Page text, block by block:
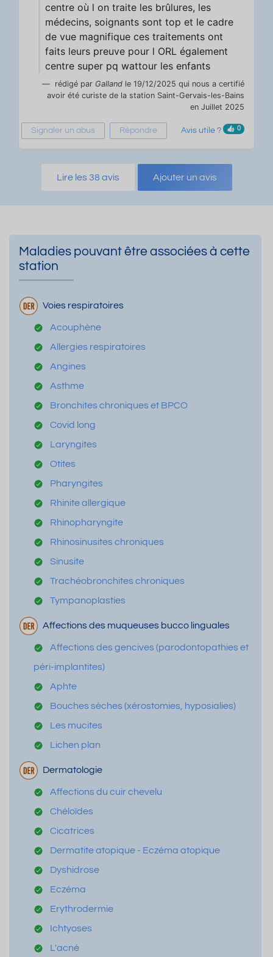
centre où l on traite les brûlures, les
médecins, soignants sont top et le cadre
de vue magnifique ces traitements ont
faits leurs preuve pour l ORL également
centre super pq wattour les enfants
rédigé par Galland le 19/12/2025 qui nous a certifié
avoir été curiste de la station Saint-Gervais-les-Bains
en Juillet 2025
Signaler un abus Répondre Avis utile ? 0
Lire les 38 avis Ajouter un avis
Maladies pouvant être associées à cette
station
Voies respiratoires
Acouphène
Allergies respiratoires
Angines
Asthme
Bronchites chroniques et BPCO
Covid long
Laryngites
Otites
Pharyngites
Rhinite allergique
Rhinopharyngite
Rhinosinusites chroniques
Sinusite
Trachéobronchites chroniques
Tympanoplasties
Affections des muqueuses bucco linguales
Affections des gencives (parodontopathies et
péri-implantites)
Aphte
Bouches sèches (xérostomies, hyposialies)
Les mucites
Lichen plan
Dermatologie
Affections du cuir chevelu
Chéloïdes
Cicatrices
Dermatite atopique - Eczéma atopique
Dyshidrose
Eczéma
Erythrodermie
Ichtyoses
L'acné